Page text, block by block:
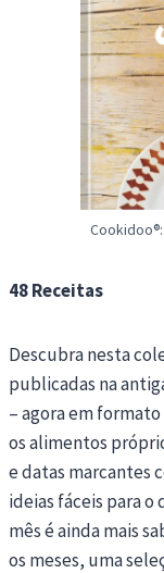
48 Receitas
Descubra nesta
publicadas na
– agora em
os alimentos
e datas marcantes
ideias fáceis para o
mês é ainda mais
os meses, uma